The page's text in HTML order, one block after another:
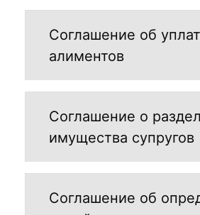
Соглашение об
алиментов
Соглашение о
имущества супругов
Соглашение об